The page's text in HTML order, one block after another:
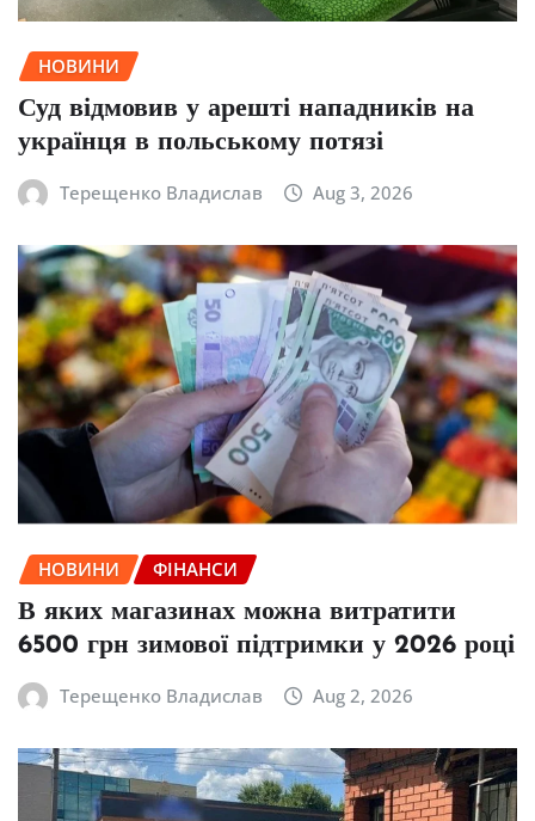
НОВИНИ
Суд відмовив у арешті нападників на
українця в польському потязі
Терещенко Владислав Aug 3, 2026
НОВИНИ ФІНАНСИ
В яких магазинах можна витратити
6500 грн зимової підтримки у 2026 році
Терещенко Владислав Aug 2, 2026